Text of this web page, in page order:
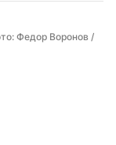
Федор Воронов /